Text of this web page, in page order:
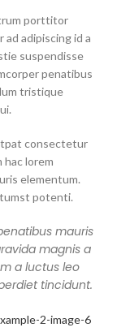
porttitor
adipiscing id a
suspendisse
penatibus
tristique
consectetur
hac lorem
elementum.
potenti.
mauris
magnis a
a luctus leo
tincidunt.